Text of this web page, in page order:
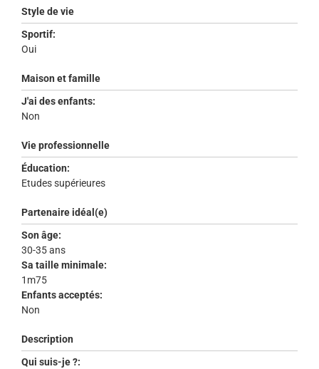
Style de vie
Sportif:
Oui
Maison et famille
J'ai des enfants:
Non
Vie professionnelle
Éducation:
Etudes supérieures
Partenaire idéal(e)
Son âge:
30-35 ans
Sa taille minimale:
1m75
Enfants acceptés:
Non
Description
Qui suis-je ?: